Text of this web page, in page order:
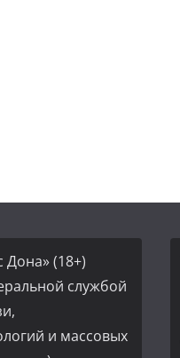
Дона» (18+)
службой
и массовых